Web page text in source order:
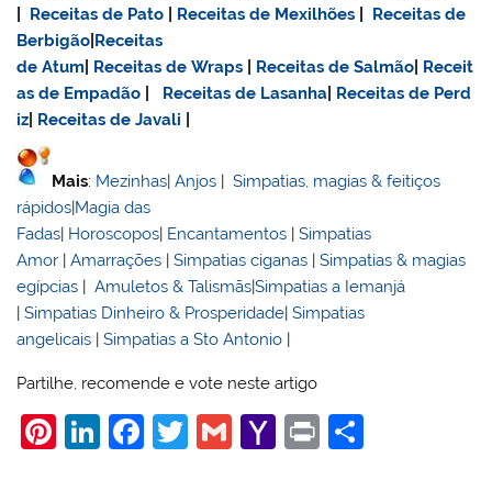
Receitas de Pato Receitas de Mexilhões
Receitas de
Berbigão Receitas
de Atum Receitas de Wraps Receitas de Salmão Receit
as de Empadão
Receitas de Lasanha Receitas de Perd
iz Receitas de Javali
Mais: Mezinhas |Anjos |Simpatias, magias & feitiços
rápidos Magia das
Fadas Horoscopos Encantamentos |Simpatias
Amor |Amarrações |Simpatias ciganas |Simpatias & magias
egípcias |Amuletos & Talismãs|Simpatias a Iemanjá
|Simpatias Dinheiro & Prosperidade |Simpatias
angelicais |Simpatias a Sto Antonio
Partilhe, recomende e vote neste artigo
Pi Li F
T
G
Y
Pr